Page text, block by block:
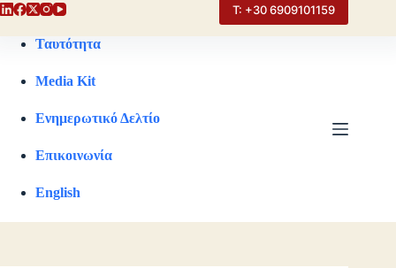
Τ: +30 6909101159
Ταυτότητα
Media Kit
Ενημερωτικό Δελτίο
Επικοινωνία
English